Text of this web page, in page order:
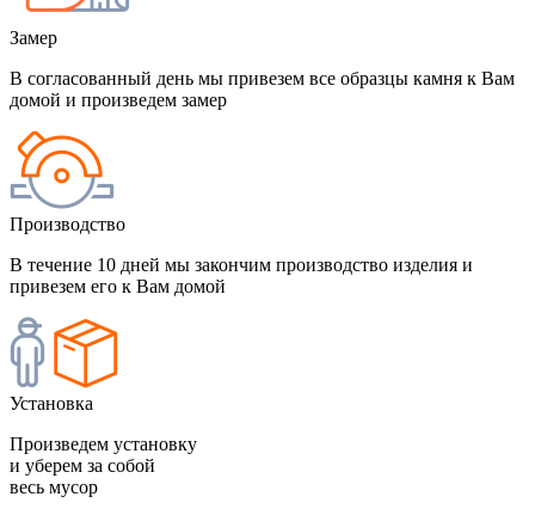
Замер
В согласованный день мы привезем все образцы камня к Вам
домой и произведем замер
Производство
В течение 10 дней мы закончим производство изделия и
привезем его к Вам домой
Установка
Произведем установку
и уберем за собой
весь мусор